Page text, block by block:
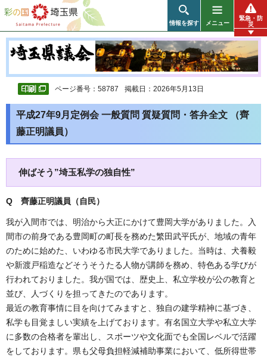
彩の国 埼玉県
情報を探す メニュー
緊急・防
災
ページ番号：58787 掲載日：2026年5月13日
平成27年9月定例会 一般質問 質疑質問・答弁全文 （齊
藤正明議員）
伸ばそう”埼玉私学の独自性”
Q 齊藤正明議員（自民）
我が入間市では、明治から大正にかけて豊岡大学がありました。入
間市の前身である豊岡町の町長を務めた繁田武平氏が、地域の青年
のために始めた、いわゆる市民大学でありました。当時は、犬養毅
や新渡戸稲造などそうそうたる人物が講師を務め、特色ある学びが
行われておりました。我が国では、歴史上、私立学校が公の教育と
並び、人づくりを担ってきたのであります。
最近の教育事情に目を向けてみますと、独自の建学精神に基づき、
私学も目覚ましい実績を上げております。有名国立大学や私立大学
に多数の合格者を輩出し、スポーツや文化面でも全国レベルで活躍
をしております。県も父母負担軽減補助事業において、低所得世帯